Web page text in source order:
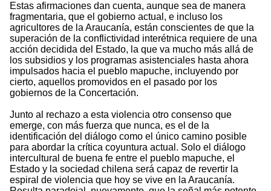
Estas afirmaciones dan cuenta, aunque sea de manera
fragmentaria, que el gobierno actual, e incluso los
agricultores de la Araucanía, están conscientes de que la
superación de la conflictividad interétnica requiere de una
acción decidida del Estado, la que va mucho más allá de
los subsidios y los programas asistenciales hasta ahora
impulsados hacia el pueblo mapuche, incluyendo por
cierto, aquellos promovidos en el pasado por los
gobiernos de la Concertación.
Junto al rechazo a esta violencia otro consenso que
emerge, con más fuerza que nunca, es el de la
identificación del diálogo como el único camino posible
para abordar la crítica coyuntura actual. Solo el diálogo
intercultural de buena fe entre el pueblo mapuche, el
Estado y la sociedad chilena será capaz de revertir la
espiral de violencia que hoy se vive en la Araucanía.